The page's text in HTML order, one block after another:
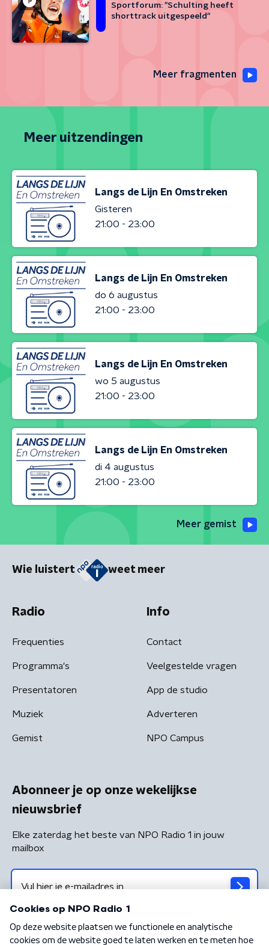
Sportforum: "Schulting heeft
shorttrack uitgespeeld"
Meer fragmenten
Meer uitzendingen
Langs de Lijn En Omstreken
Gisteren
21:00 - 23:00
Langs de Lijn En Omstreken
do 6 augustus
21:00 - 23:00
Langs de Lijn En Omstreken
wo 5 augustus
21:00 - 23:00
Langs de Lijn En Omstreken
di 4 augustus
21:00 - 23:00
Meer gemist
Wie luistert weet meer
Radio
Frequenties
Programma's
Presentatoren
Muziek
Gemist
Info
Contact
Veelgestelde vragen
App de studio
Adverteren
NPO Campus
Abonneer je op onze wekelijkse
nieuwsbrief
Elke zaterdag het beste van NPO Radio 1 in jouw
mailbox